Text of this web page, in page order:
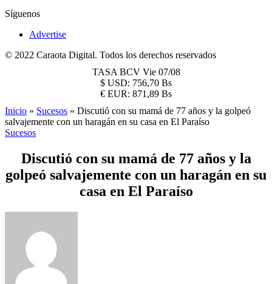
Síguenos
Advertise
© 2022 Caraota Digital. Todos los derechos reservados
TASA BCV Vie 07/08
$ USD: 756,70 Bs
€ EUR: 871,89 Bs
Inicio » Sucesos » Discutió con su mamá de 77 años y la golpeó
salvajemente con un haragán en su casa en El Paraíso
Sucesos
Discutió con su mamá de 77 años y la
golpeó salvajemente con un haragán en su
casa en El Paraíso